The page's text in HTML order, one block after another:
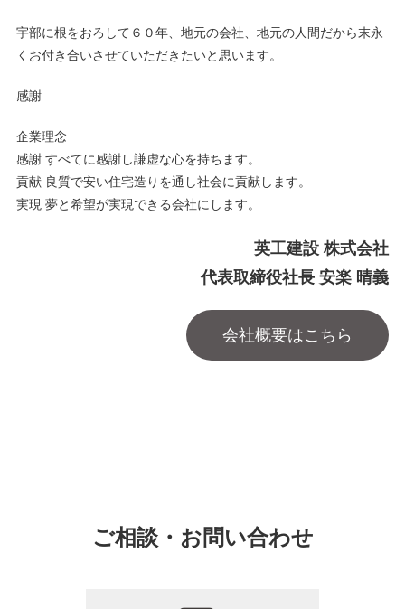
宇部に根をおろして６０年、地元の会社、地元の人間だから末永
くお付き合いさせていただきたいと思います。
感謝
企業理念
感謝 すべてに感謝し謙虚な心を持ちます。
貢献 良質で安い住宅造りを通し社会に貢献します。
実現 夢と希望が実現できる会社にします。
英工建設 株式会社
代表取締役社長 安楽 晴義
会社概要はこちら
ご相談・お問い合わせ